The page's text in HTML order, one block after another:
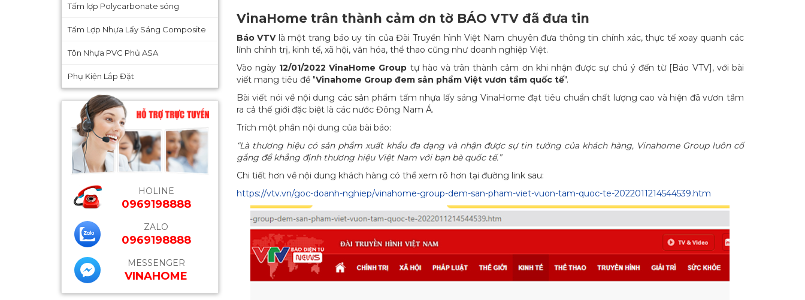
Tấm lợp Polycarbonate sóng
Tấm Lợp Nhựa Lấy Sáng Composite
Tôn Nhựa PVC Phủ ASA
Phụ Kiện Lắp Đặt
HOLINE
0969198888
ZALO
0969198888
MESSENGER
VINAHOME
VinaHome trân thành cảm ơn tờ BÁO VTV đã đưa tin
Báo VTVlà một trang báo uy tín của Đài Truyền hình Việt Nam chuyên đưa thông tin chính xác, thực tế xoay quanh các
lĩnh chính trị, kinh tế, xã hội, văn hóa, thể thao cũng như doanh nghiệp Việt.
Vào ngày 12/01/2022 VinaHome Group tự hào và trân thành cảm ơn khi nhận được sự chú ý đến từ [Báo VTV], với bài
viết mang tiêu đề "Vinahome Group đem sản phẩm Việt vươn tầm quốc tế".
Bài viết nói về nội dung các sản phẩm tấm nhựa lấy sáng VinaHome đạt tiêu chuẩn chất lượng cao và hiện đã vươn tầm
ra cả thế giới đặc biệt là các nước Đông Nam Á.
Trích một phần nội dung của bài báo:
“Là thương hiệu có sản phẩm xuất khẩu đa dạng và nhận được sự tin tưởng của khách hàng, Vinahome Group luôn cố
gắng để khẳng định thương hiệu Việt Nam với bạn bè quốc tế.”
Chi tiết hơn về nội dung khách hàng có thể xem rõ hơn tại đường link sau:
https://vtv.vn/goc-doanh-nghiep/vinahome-group-dem-san-pham-viet-vuon-tam-quoc-te-2022011214544539.htm